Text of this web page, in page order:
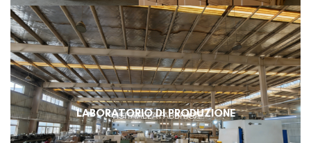
VISITA ALLA FABBRICA
LABORATORIO DI PRODUZIONE